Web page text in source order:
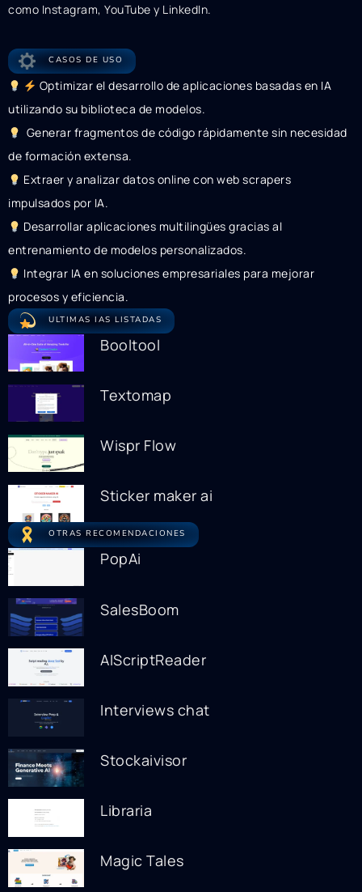
como Instagram, YouTube y LinkedIn.
CASOS DE USO
Optimizar el desarrollo de aplicaciones basadas en IA
utilizando su biblioteca de modelos.
Generar fragmentos de código rápidamente sin necesidad
de formación extensa.
Extraer y analizar datos online con web scrapers
impulsados por IA.
Desarrollar aplicaciones multilingües gracias al
entrenamiento de modelos personalizados.
Integrar IA en soluciones empresariales para mejorar
procesos y eficiencia.
ULTIMAS IAS LISTADAS
Booltool
Textomap
Wispr Flow
Sticker maker ai
OTRAS RECOMENDACIONES
PopAi
SalesBoom
AIScriptReader
Interviews chat
Stockaivisor
Libraria
Magic Tales